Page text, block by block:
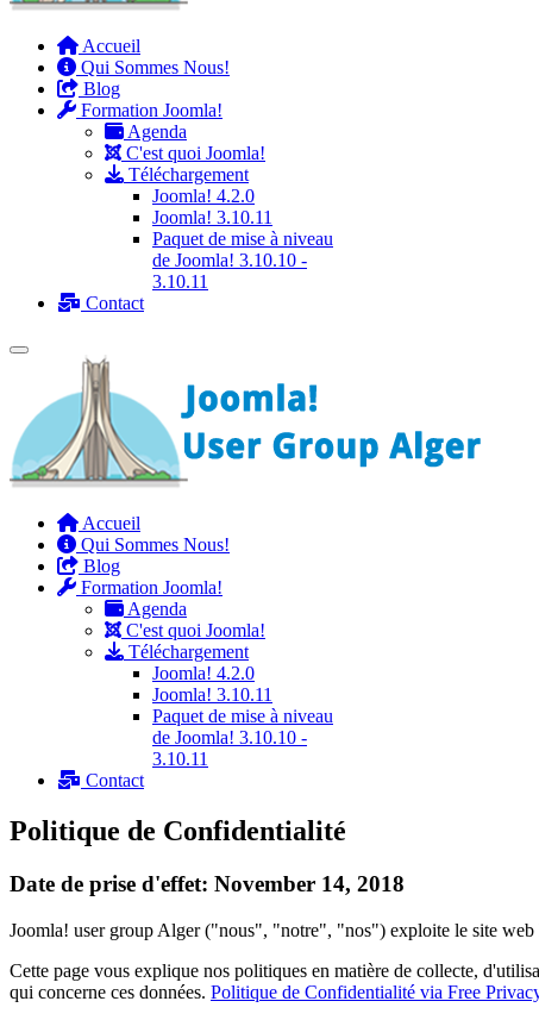
Accueil
Qui Sommes Nous!
Blog
Formation Joomla!
Agenda
C'est quoi Joomla!
Téléchargement
Joomla! 4.2.0
Joomla! 3.10.11
Paquet de mise à niveau
de Joomla! 3.10.10 -
3.10.11
Contact
Accueil
Qui Sommes Nous!
Blog
Formation Joomla!
Agenda
C'est quoi Joomla!
Téléchargement
Joomla! 4.2.0
Joomla! 3.10.11
Paquet de mise à niveau
de Joomla! 3.10.10 -
3.10.11
Contact
Politique de Confidentialité
Date de prise d'effet: November 14, 2018
Joomla! user group Alger ("nous", "notre", "nos") exploite le site
Cette page vous explique nos politiques en matière de collecte,
qui concerne ces données. Politique de Confidentialité via Free